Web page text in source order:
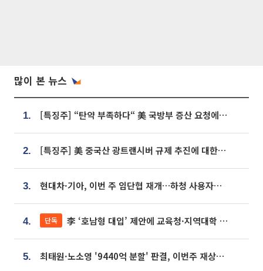
많이 본 뉴스
1. [특징주] “탄약 부족하다“ 美 국방부 증산 요청에⋯국내 방산주 급등세
2. [특징주] 美 중국산 광트랜시버 규제 추진에 대한광통신 등 광통신株 강세
3. 현대차·기아, 이번 주 임단협 재개…하청 사용자성 재심도 ‘변수’
4. 단독 李 ‘호남형 대입’ 제안에 교육청·지역대학 서·논술형 입시 연계 '착수'
5. 최태원·노소영 '9440억 분할' 판결, 이번주 재상고 여부 주목